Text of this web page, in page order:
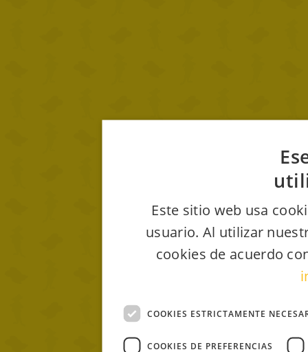
Este sitio web usa
usuario. Al utilizar
cookies de acuerdo
COOKIES ESTRICTAMENTE
COOKIES DE PREFERENCIAS